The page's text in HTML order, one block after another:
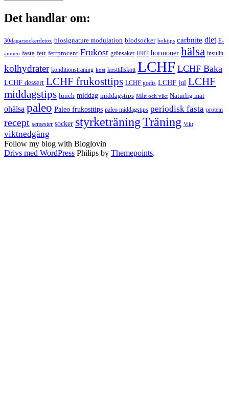
Det handlar om:
30dagarsockerdetox biosignature modulation blodsocker boktips carbnite diet E-
ämnen fasta fett fettprocent Frukost grönsaker HIIT hormoner hälsa insulin
kolhydrater konditionsträning kost kosttillskott LCHF LCHF Baka
LCHF dessert LCHF frukosttips LCHF godis LCHF jul LCHF
middagstips lunch middag middagstips Mått och vikt Naturlig mat
ohälsa paleo Paleo frukosttips paleo middagstips periodisk fasta protein
recept semester socker styrketräningTräning Vikt
viktnedgång
Follow my blog with Bloglovin
Drivs med WordPress Philips by Themepoints.